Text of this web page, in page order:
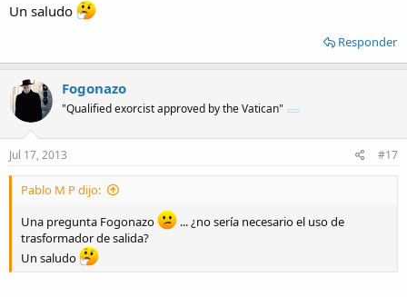
Un saludo
Responder
Fogonazo
"Qualified exorcist approved by the Vatican"
Jul 17, 2013 #17
Pablo M P dijo:
Una pregunta Fogonazo
... ¿no sería necesario el uso de
trasformador de salida?
Un saludo